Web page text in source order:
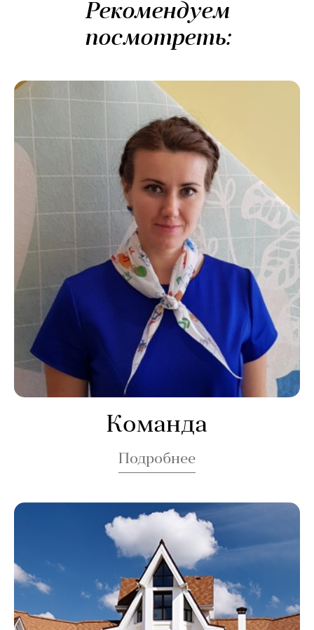
Рекомендуем
посмотреть:
Команда
Подробнее